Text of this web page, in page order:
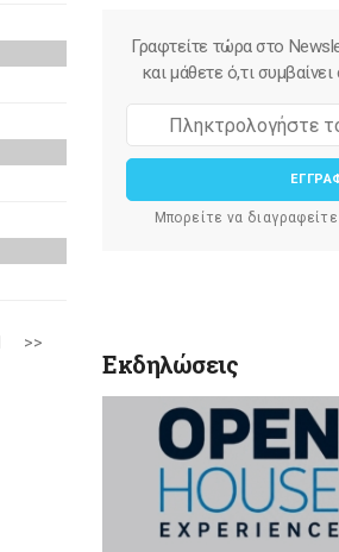
>>
Γραφτείτε τώρα στο
και μάθετε ό,τι
Μπορείτε να
Εκδηλώσεις